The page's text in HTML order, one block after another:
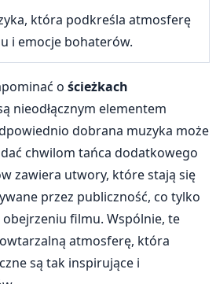
która podkreśla atmosferę
i emocje bohaterów.
o ścieżkach
nieodłącznym elementem
dobrana muzyka może
chwilom tańca dodatkowego
zawiera utwory, które stają się
przez publiczność, co tylko
filmu. Wspólnie, te
atmosferę, która
są tak inspirujące i